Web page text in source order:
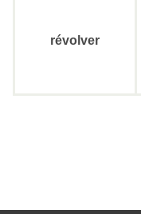
révolver